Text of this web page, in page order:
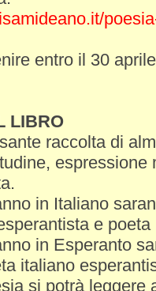
entro il 30
LIBRO
raccolta di
espressione
in Italiano
e poeta
in Esperanto
italiano
si potrà leggere